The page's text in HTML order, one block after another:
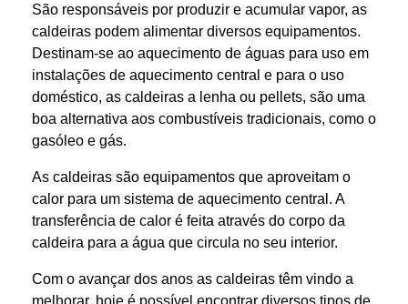
São responsáveis por produzir e acumular vapor, as
caldeiras podem alimentar diversos equipamentos.
Destinam-se ao aquecimento de águas para uso em
instalações de aquecimento central e para o uso
doméstico, as caldeiras a lenha ou pellets, são uma
boa alternativa aos combustíveis tradicionais, como o
gasóleo e gás.
As caldeiras são equipamentos que aproveitam o
calor para um sistema de aquecimento central. A
transferência de calor é feita através do corpo da
caldeira para a água que circula no seu interior.
Com o avançar dos anos as caldeiras têm vindo a
melhorar, hoje é possível encontrar diversos tipos de